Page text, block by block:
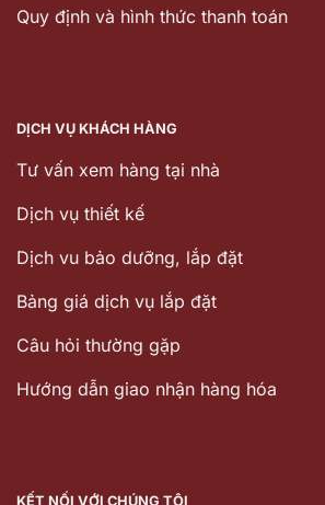
Quy định và hình thức thanh toán
DỊCH VỤ KHÁCH HÀNG
Tư vấn xem hàng tại nhà
Dịch vụ thiết kế
Dịch vu bảo dưỡng, lắp đặt
Bảng giá dịch vụ lắp đặt
Câu hỏi thường gặp
Hướng dẫn giao nhận hàng hóa
KẾT NỐI VỚI CHÚNG TÔI